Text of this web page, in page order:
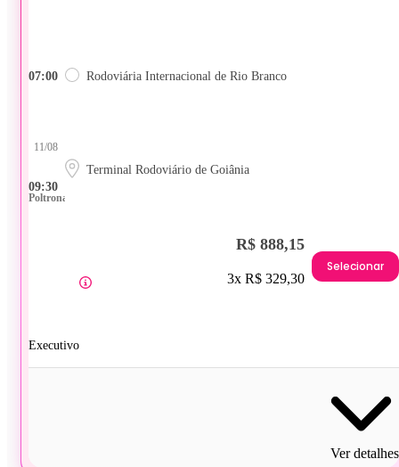
07:00 Rodoviária Internacional de Rio Branco
09:30
11/08
Terminal Rodoviário de Goiânia
Poltrona
Executivo
R$ 888,15
3x R$ 329,30
Selecionar
Ver detalhes